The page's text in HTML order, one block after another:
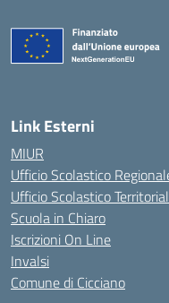
Link Esterni
MIUR
Ufficio Scolastico
Ufficio Scolastico
Scuola in Chiaro
Iscrizioni On Line
Invalsi
Comune di Cicciano